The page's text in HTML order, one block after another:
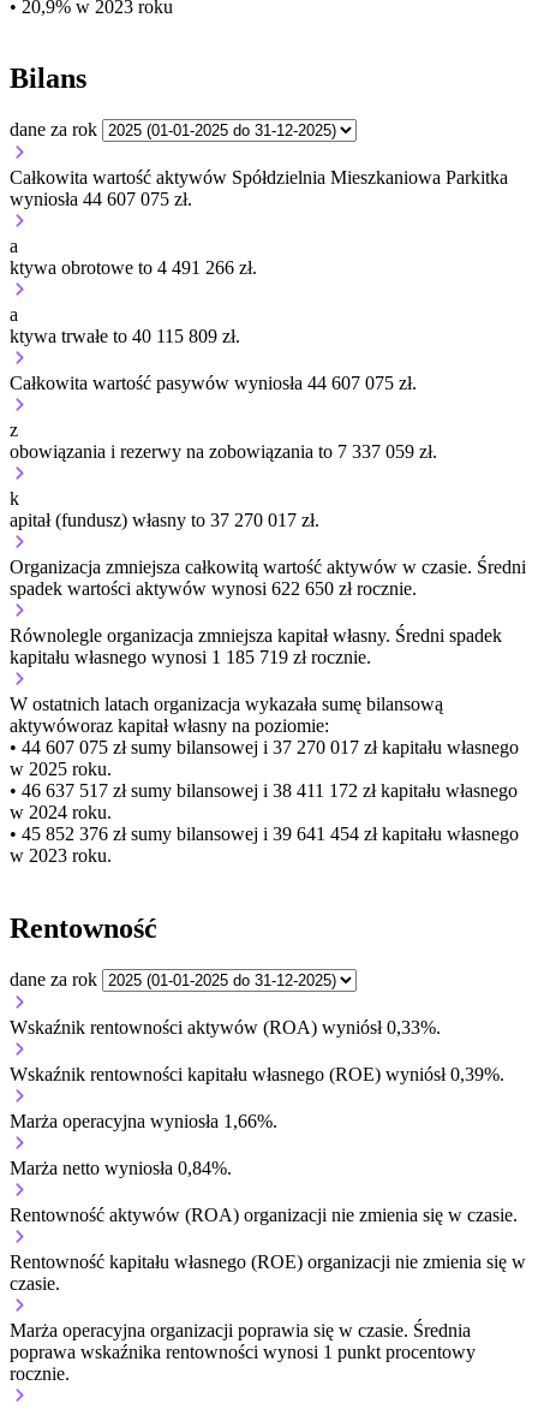
• 20,9% w 2023 roku
Bilans
dane za rok
Całkowita wartość aktywów Spółdzielnia Mieszkaniowa Parkitka
wyniosła 44 607 075 zł.
a
ktywa obrotowe to 4 491 266 zł.
a
ktywa trwałe to 40 115 809 zł.
Całkowita wartość pasywów wyniosła 44 607 075 zł.
z
obowiązania i rezerwy na zobowiązania to 7 337 059 zł.
k
apitał (fundusz) własny to 37 270 017 zł.
Organizacja zmniejsza całkowitą wartość aktywów w czasie. Średni
spadek wartości aktywów wynosi 622 650 zł rocznie.
Równolegle organizacja zmniejsza kapitał własny. Średni spadek
kapitału własnego wynosi 1 185 719 zł rocznie.
W ostatnich latach organizacja wykazała sumę bilansową
aktywóworaz kapitał własny na poziomie:
• 44 607 075 złsumy bilansowej i 37 270 017 zł kapitału własnego
w 2025 roku.
• 46 637 517 złsumy bilansowej i 38 411 172 zł kapitału własnego
w 2024 roku.
• 45 852 376 złsumy bilansowej i 39 641 454 zł kapitału własnego
w 2023 roku.
Rentowność
dane za rok
Wskaźnik rentowności aktywów (ROA) wyniósł 0,33%.
Wskaźnik rentowności kapitału własnego (ROE) wyniósł 0,39%.
Marża operacyjna wyniosła 1,66%.
Marża netto wyniosła 0,84%.
Rentowność aktywów (ROA) organizacji nie zmienia się w czasie.
Rentowność kapitału własnego (ROE) organizacji nie zmienia się w
czasie.
Marża operacyjna organizacji poprawia się w czasie. Średnia
poprawa wskaźnika rentowności wynosi 1 punkt procentowy
rocznie.